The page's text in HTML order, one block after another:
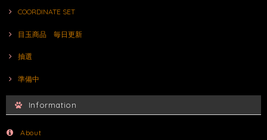
COORDINATE SET
目玉商品 毎日更新
抽選
準備中
Information
About